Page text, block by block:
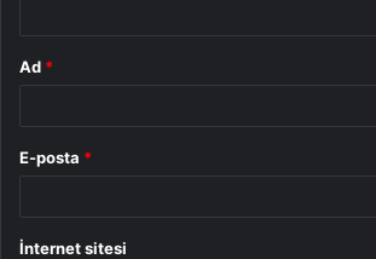
Ad *
E-posta *
İnternet sitesi